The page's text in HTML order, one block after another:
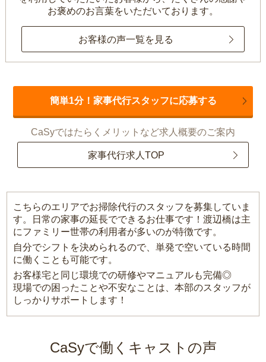
お褒めのお言葉をいただいております。
お客様の声一覧を見る
簡単1分！家事代行スタッフに応募する
CaSyではたらくメリットなど求人概要のご案内
家事代行求人TOP
こちらのエリアでお掃除代行のスタッフを募集していま
す。日常の家事の延長でできるお仕事です！渡辺橋は主
にファミリー世帯の利用者が多いのが特徴です。
自分でシフトを決められるので、単発で空いている時間
に働くことも可能です。
お客様宅と同じ環境での研修やマニュアルも完備◎
現場での困ったことや不安なことは、本部のスタッフが
しっかりサポートします！
CaSyで働くキャストの声